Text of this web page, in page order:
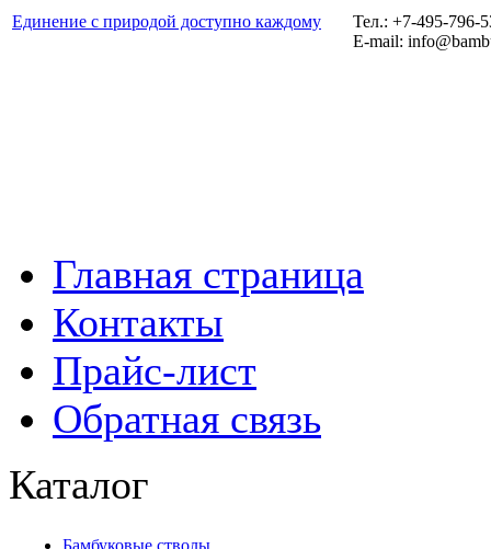
Единение с природой доступно каждому
Тел.: +7-495-796-
E-mail:
Главная страница
Контакты
Прайс-лист
Обратная связь
Каталог
Бамбуковые стволы